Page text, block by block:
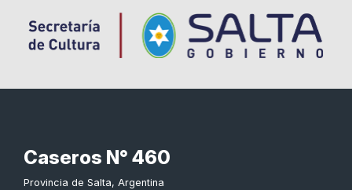
Caseros N° 460
Provincia de Salta, Argentina